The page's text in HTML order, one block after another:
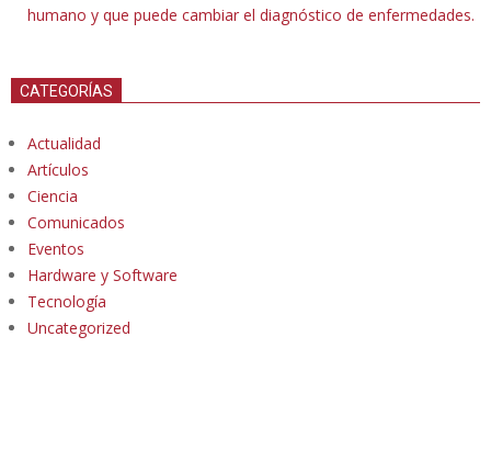
humano y que puede cambiar el diagnóstico de enfermedades.
CATEGORÍAS
Actualidad
Artículos
Ciencia
Comunicados
Eventos
Hardware y Software
Tecnología
Uncategorized